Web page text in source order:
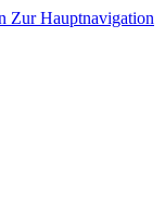
Zur Hauptnavigation